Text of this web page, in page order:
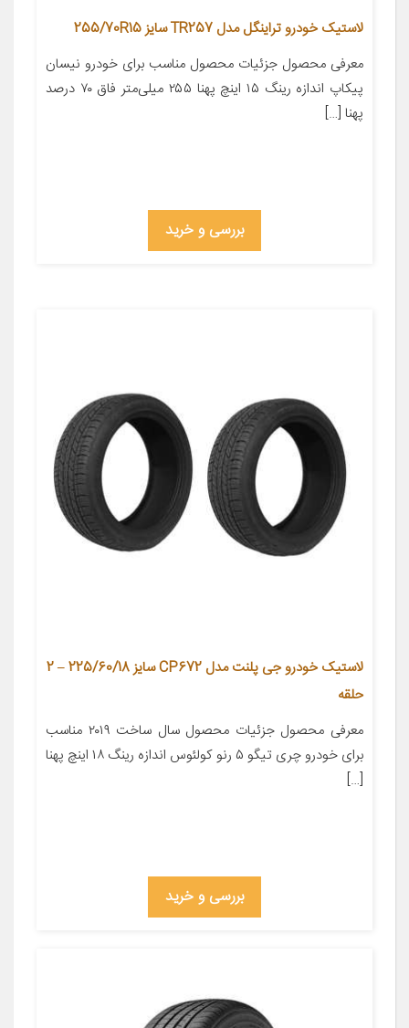
لاستیک خودرو تراینگل مدل TR257 سایز 255/70R15
معرفی محصول جزئیات محصول مناسب برای خودرو نیسان
پیکاپ اندازه رینگ ۱۵ اینچ پهنا ۲۵۵ میلی‌متر فاق ۷۰ درصد
پهنا […]
بررسی و خرید
لاستیک خودرو جی پلنت مدل CP672 سایز 225/60/18 – 2
حلقه
معرفی محصول جزئیات محصول سال ساخت ۲۰۱۹ مناسب
برای خودرو چری تیگو ۵ رنو کولئوس اندازه رینگ ۱۸ اینچ پهنا
[…]
بررسی و خرید